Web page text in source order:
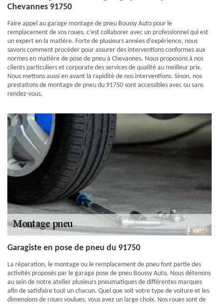
Chevannes 91750
Faire appel au garage montage de pneu Boussy Auto pour le
remplacement de vos roues, c’est collaborer avec un professionnel qui est
un expert en la matière. Forte de plusieurs années d’expérience, nous
savons comment procéder pour assurer des interventions conformes aux
normes en matière de pose de pneu à Chevannes. Nous proposons à nos
clients particuliers et corporate des services de qualité au meilleur prix.
Nous mettons aussi en avant la rapidité de nos interventions. Sinon, nos
prestations de montage de pneu du 91750 sont accessibles avec ou sans
rendez-vous.
Garagiste en pose de pneu du 91750
La réparation, le montage ou le remplacement de pneu font partie des
activités proposés par le garage pose de pneu Boussy Auto. Nous détenons
au sein de notre atelier plusieurs pneumatiques de différentes marques
afin de satisfaire tout un chacun. Quel que soit votre type de voiture et les
dimensions de roues voulues, vous avez un large choix. Nos roues sont de